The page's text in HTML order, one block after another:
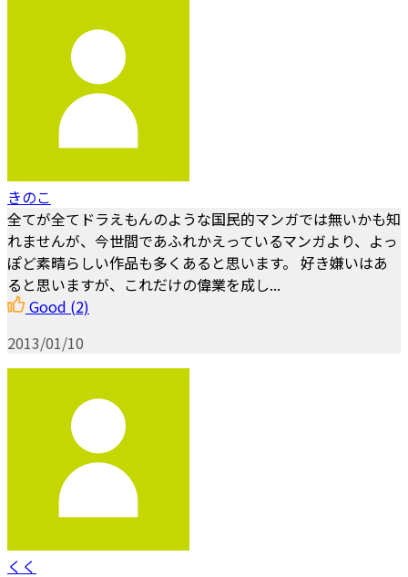
きのこ
全てが全てドラえもんのような国民的マンガでは無いかも知
れませんが、今世間であふれかえっているマンガより、よっ
ぽど素晴らしい作品も多くあると思います。 好き嫌いはあ
ると思いますが、これだけの偉業を成し...
Good (2)
2013/01/10
くく